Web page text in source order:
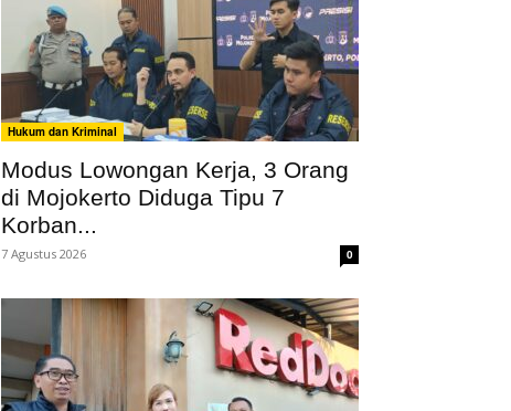
Hukum dan Kriminal
Modus Lowongan Kerja, 3 Orang
di Mojokerto Diduga Tipu 7
Korban...
7 Agustus 2026 0